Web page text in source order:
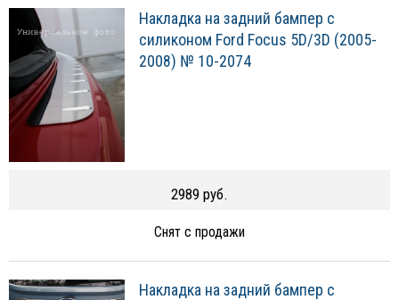
Накладка на задний бампер с
силиконом Ford Focus 5D/3D (2005-
2008) № 10-2074
2989 руб.
Снят с продажи
Накладка на задний бампер с